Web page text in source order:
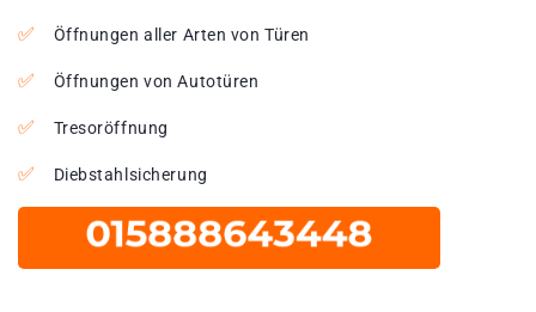
Öffnungen aller Arten von Türen
Öffnungen von Autotüren
Tresoröffnung
Diebstahlsicherung